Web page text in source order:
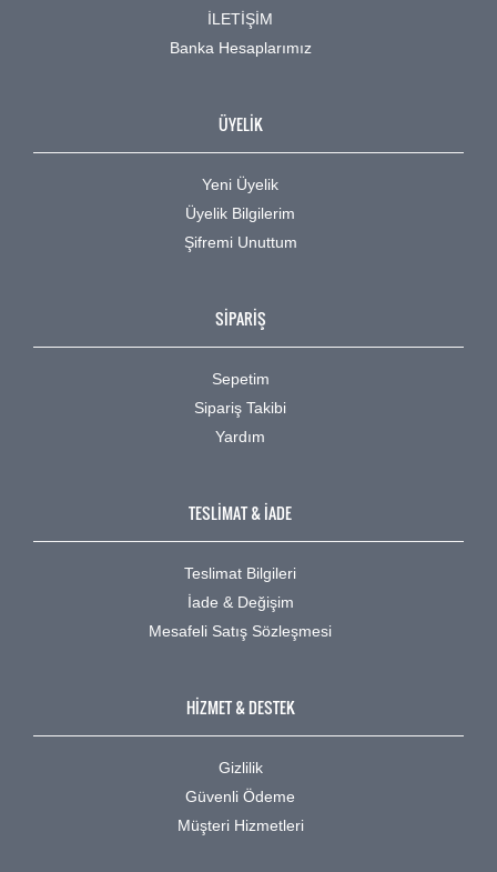
İLETİŞİM
Banka Hesaplarımız
ÜYELİK
Yeni Üyelik
Üyelik Bilgilerim
Şifremi Unuttum
SİPARİŞ
Sepetim
Sipariş Takibi
Yardım
TESLİMAT & İADE
Teslimat Bilgileri
İade & Değişim
Mesafeli Satış Sözleşmesi
HİZMET & DESTEK
Gizlilik
Güvenli Ödeme
Müşteri Hizmetleri